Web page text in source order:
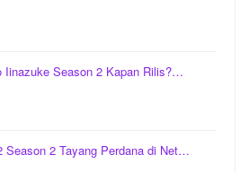
Iinazuke Season 2 Kapan Rilis?…
Season 2 Tayang Perdana di Net…